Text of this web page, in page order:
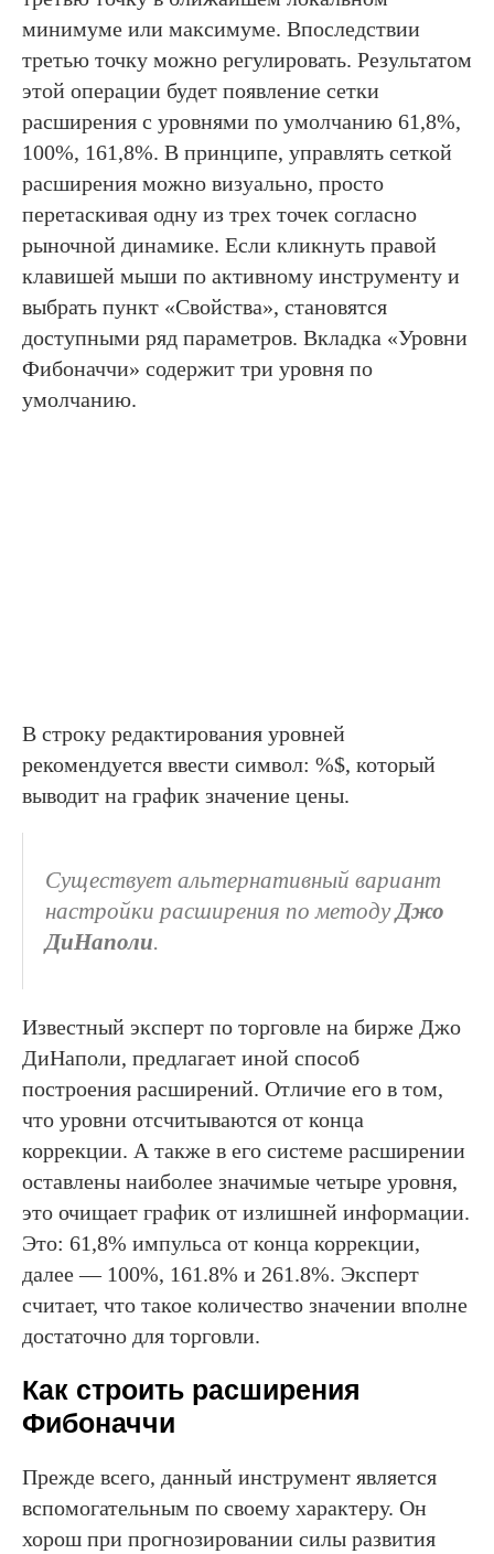
минимуме или максимуме. Впоследствии
третью точку можно регулировать. Результатом
этой операции будет появление сетки
расширения с уровнями по умолчанию 61,8%,
100%, 161,8%. В принципе, управлять сеткой
расширения можно визуально, просто
перетаскивая одну из трех точек согласно
рыночной динамике. Если кликнуть правой
клавишей мыши по активному инструменту и
выбрать пункт «Свойства», становятся
доступными ряд параметров. Вкладка «Уровни
Фибоначчи» содержит три уровня по
умолчанию.
В строку редактирования уровней
рекомендуется ввести символ: %$, который
выводит на график значение цены.
Существует альтернативный вариант
настройки расширения по методуДжо
ДиНаполи.
Известный эксперт по торговле на бирже Джо
ДиНаполи, предлагает иной способ
построения расширений. Отличие его в том,
что уровни отсчитываются от конца
коррекции. А также в его системе расширении
оставлены наиболее значимые четыре уровня,
это очищает график от излишней информации.
Это: 61,8% импульса от конца коррекции,
далее — 100%, 161.8% и 261.8%. Эксперт
считает, что такое количество значении вполне
достаточно для торговли.
Как строить расширения
Фибоначчи
Прежде всего, данный инструмент является
вспомогательным по своему характеру. Он
хорош при прогнозировании силы развития